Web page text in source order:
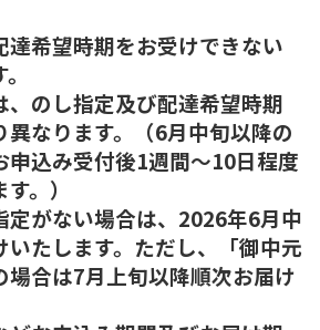
希望時期をお受けできない
のし指定及び配達希望時期
なります。（6月中旬以降の
申込み受付後1週間～10日程度
。）
がない場合は、2026年6月中
たします。ただし、「御中元
場合は7月上旬以降順次お届け